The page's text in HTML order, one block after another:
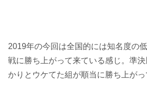
2019年の今回は全国的には知名度の
戦に勝ち上がって来ている感じ。準
かりとウケてた組が順当に勝ち上がっ